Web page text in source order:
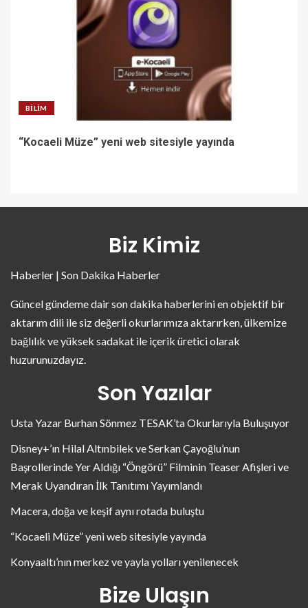
BILIM
“Kocaeli Müze” yeni web sitesiyle yayında
Biz Kimiz
Haberler | Son Dakika Haberler
Güncel gündeme dair son dakika haberlerini en objektif bir
aktarım dili ile siz değerli okurlarımıza aktarırken, ülkemize
bağlılık ve yüksek sadakat ile içerik üretici olarak
huzurunuzdayız.
Son Yazılar
Usta Yazar Burhan Sönmez TESAK’ta Okurlarıyla Buluşuyor
Disney+’ın Hilal Altınbilek ve Serkan Çayoğlu’nun
Başrollerinde Yer Aldığı “Öngörü” Filminin Teaser Afişleri ve
Merak Uyandıran İlk Tanıtımı Yayımlandı
Macera, doğa ve keşif aynı rotada buluştu
“Kocaeli Müze” yeni web sitesiyle yayında
Konyaaltı’nın merkez ve yayla yolları yenilenecek
Bize Ulaşın